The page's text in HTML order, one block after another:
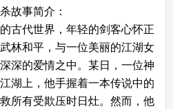
事简介：
代世界，年轻的剑客心怀正
林和平，与一位美丽的江湖女
深的爱情之中。某日，一位神
湖上，他手握着一本传说中的
所有受欺压时日灶。然而，他